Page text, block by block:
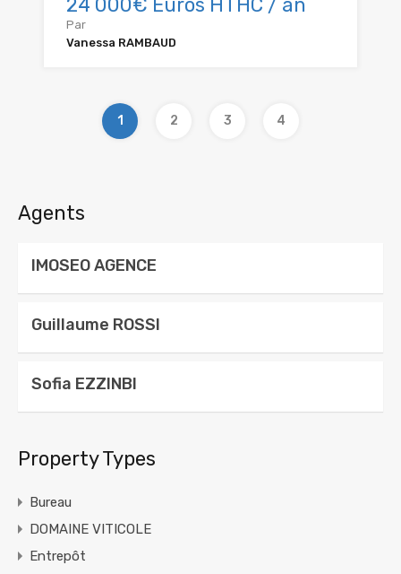
24 000€ Euros HTHC / an
Par
Vanessa RAMBAUD
1 2 3 4
Agents
IMOSEO AGENCE
Guillaume ROSSI
Sofia EZZINBI
Property Types
Bureau
DOMAINE VITICOLE
Entrepôt